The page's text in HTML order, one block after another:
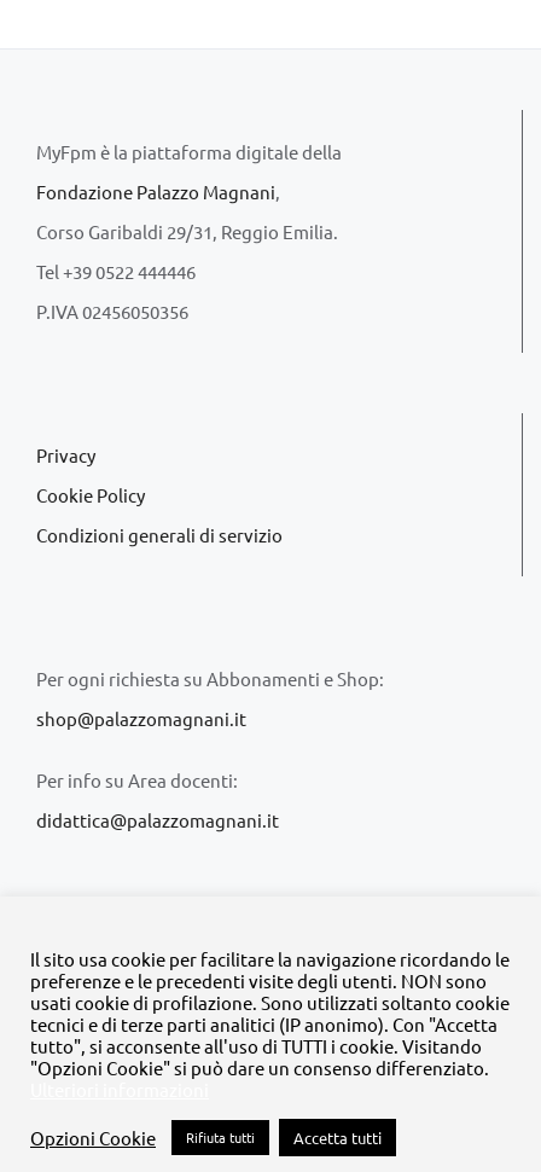
MyFpm è la piattaforma digitale della
Fondazione Palazzo Magnani,
Corso Garibaldi 29/31, Reggio Emilia.
Tel +39 0522 444446
P.IVA 02456050356
Privacy
Cookie Policy
Condizioni generali di servizio
Per ogni richiesta su Abbonamenti e Shop:
shop@palazzomagnani.it
Per info su Area docenti:
didattica@palazzomagnani.it
© Copyright 2020 -2026 | Tutti i diritti riservati | MyFpm è un
progetto dellaFondazione Palazzo Magnani
FacebookInstagram
TwitterLinkedInYouTube
Il sito usa cookie per facilitare la navigazione ricordando le
preferenze e le precedenti visite degli utenti. NON sono
usati cookie di profilazione. Sono utilizzati soltanto cookie
tecnici e di terze parti analitici (IP anonimo). Con "Accetta
tutto", si acconsente all'uso di TUTTI i cookie. Visitando
"Opzioni Cookie" si può dare un consenso differenziato.
Opzioni Cookie Rifiuta tutti Accetta tutti